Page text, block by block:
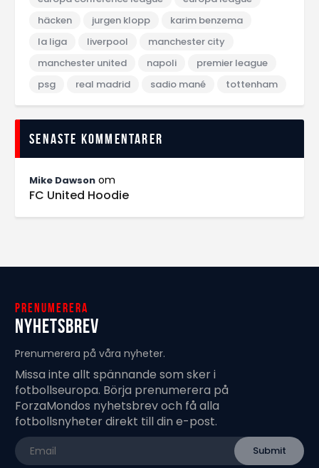
häcken
jurgen klopp
karim benzema
la liga
liverpool
manchester city
manchester united
napoli
premier league
psg
real madrid sadio mané tottenham
Senaste kommentarer
Mike Dawson om
FC United Hoodie
Prenumerera
Nyhetsbrev
Prenumerera på våra nyheter.
Missa inte allt spännande som sker i
fotbollseuropa. Börja prenumerera på
ForzaMondos nyhetsbrev och få alla
fotbollsnyheter direkt till din e-post.